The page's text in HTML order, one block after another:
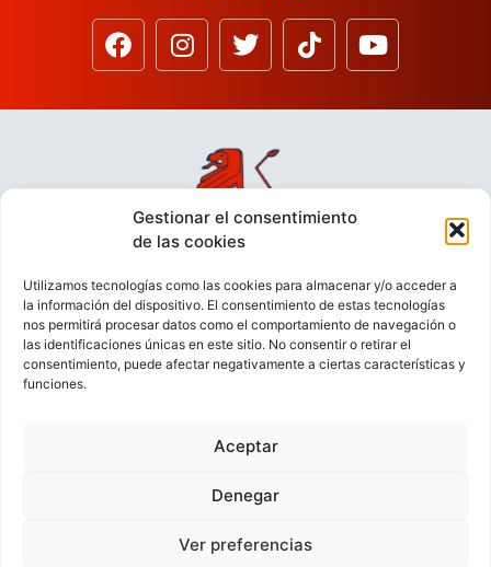
Gestionar el consentimiento
de las cookies
Utilizamos tecnologías como las cookies para almacenar y/o acceder a
la información del dispositivo. El consentimiento de estas tecnologías
nos permitirá procesar datos como el comportamiento de navegación o
las identificaciones únicas en este sitio. No consentir o retirar el
consentimiento, puede afectar negativamente a ciertas características y
funciones.
Aceptar
Denegar
Ver preferencias
VIDEOCONFERENCIASPOLÍTICA DE PRIVACIDAD
CONTACTO